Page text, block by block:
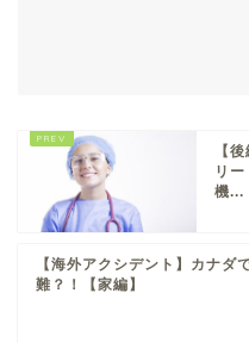
【
リ
機...
【海外アクシデント】カナダ
難？！【家編】